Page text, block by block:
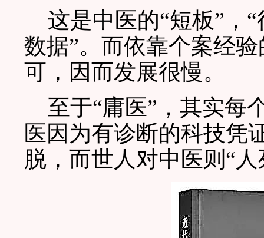
这是中医的“短板”，“
数据”。而依靠个案经
可，因而发展很慢。
至于“庸医”，其实每
医因为有诊断的科技凭
脱，而世人对中医则“